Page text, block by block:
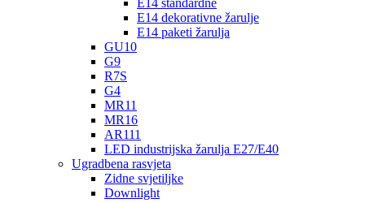
E14 standardne
E14 dekorativne žarulje
E14 paketi žarulja
GU10
G9
R7S
G4
MR11
MR16
AR111
LED industrijska žarulja E27/E40
Ugradbena rasvjeta
Zidne svjetiljke
Downlight